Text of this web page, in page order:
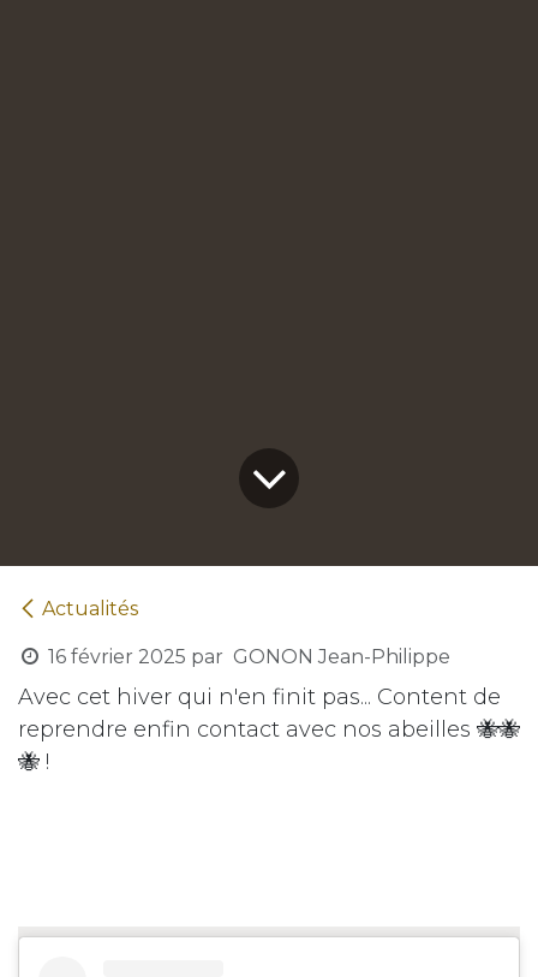
Actualités
16 février 2025 par GONON Jean-Philippe
Avec cet hiver qui n'en finit pas... Content de
reprendre enfin contact avec nos abeilles 🐝🐝
🐝 !